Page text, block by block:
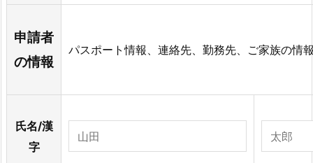
申請者
の情報
パスポート情報、連絡先、勤務先、ご家族の情
氏名/漢
字